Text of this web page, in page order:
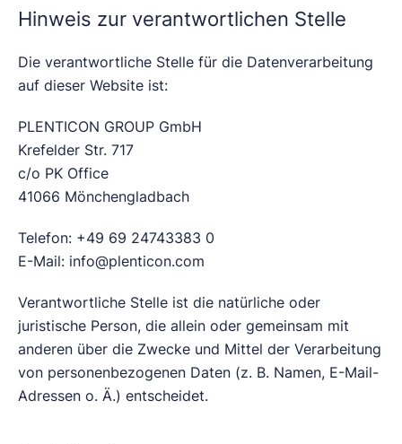
Hinweis zur verantwortlichen Stelle
Die verantwortliche Stelle für die Datenverarbeitung
auf dieser Website ist:
PLENTICON GROUP GmbH
Krefelder Str. 717
c/o PK Office
41066 Mönchengladbach
Telefon: +49 69 24743383 0
E-Mail: info@plenticon.com
Verantwortliche Stelle ist die natürliche oder
juristische Person, die allein oder gemeinsam mit
anderen über die Zwecke und Mittel der Verarbeitung
von personenbezogenen Daten (z. B. Namen, E-Mail-
Adressen o. Ä.) entscheidet.